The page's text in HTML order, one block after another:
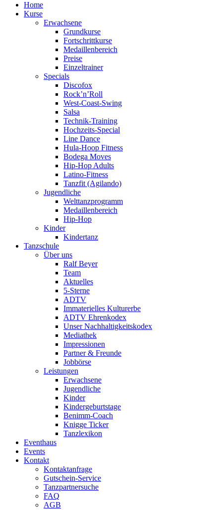
Home
Kurse
Erwachsene
Grundkurse
Fortschrittkurse
Medaillenbereich
Preise
Einzeltrainer
Specials
Discofox
Rock’n’Roll
West-Coast-Swing
Salsa
Technik-Training
Hochzeits-Special
Line Dance
Hula-Hoop Fitness
Bodega Moves
Hip-Hop Adults
Latino-Fitness
Tanzfit (Agilando)
Jugendliche
Welttanzprogramm
Medaillenbereich
Hip-Hop
Kinder
Kindertanz
Tanzschule
Über uns
Ralf Beyer
Team
Aktuelles
5-Sterne
ADTV
Immaterielles Kulturerbe
ADTV Ehrenkodex
Unser Nachhaltigkeitskodex
Mediathek
Impressionen
Partner & Freunde
Jobbörse
Leistungen
Erwachsene
Jugendliche
Kinder
Kindergeburtstage
Benimm-Coach
Knigge Ticker
Tanzlexikon
Eventhaus
Events
Kontakt
Kontaktanfrage
Gutschein-Service
Tanzpartnersuche
FAQ
AGB